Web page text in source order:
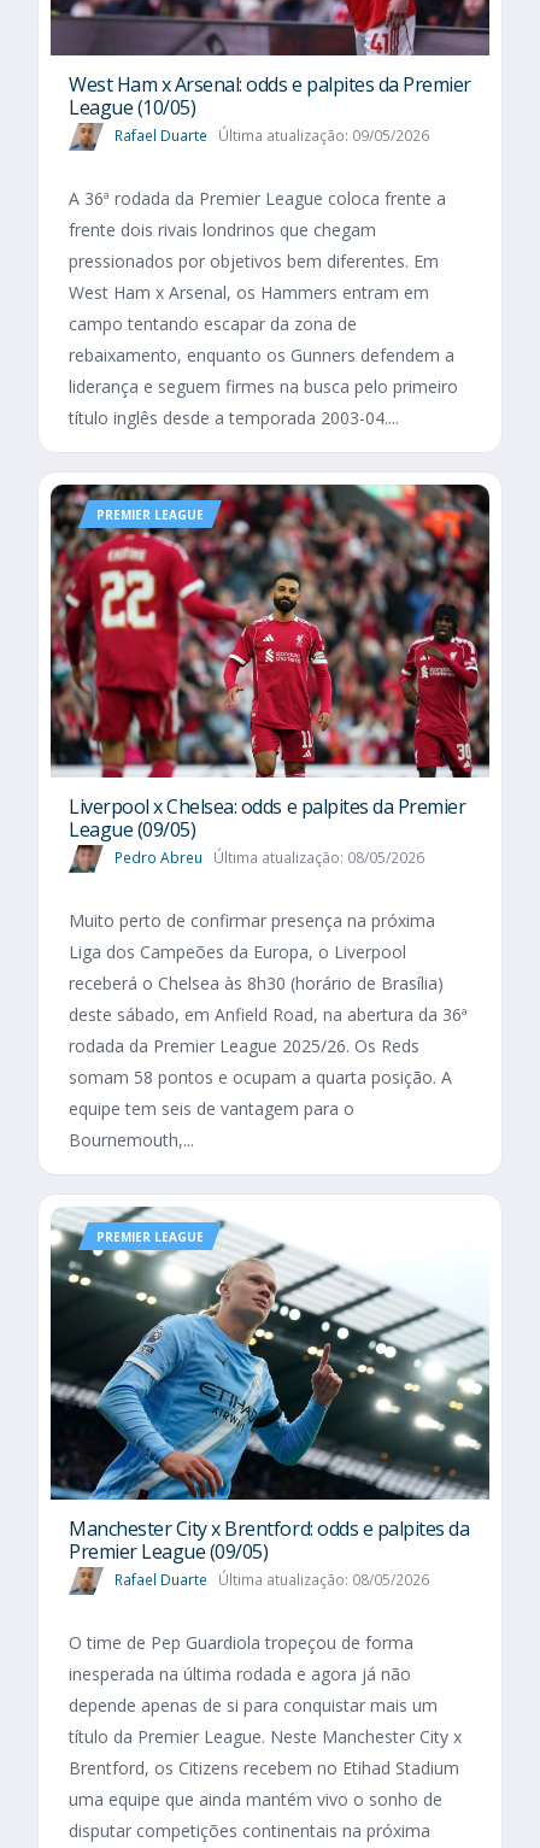
West Ham x Arsenal: odds e palpites da Premier
League (10/05)
Rafael Duarte Última atualização: 09/05/2026
A 36ª rodada da Premier League coloca frente a
frente dois rivais londrinos que chegam
pressionados por objetivos bem diferentes. Em
West Ham x Arsenal, os Hammers entram em
campo tentando escapar da zona de
rebaixamento, enquanto os Gunners defendem a
liderança e seguem firmes na busca pelo primeiro
título inglês desde a temporada 2003-04....
PREMIER LEAGUE
Liverpool x Chelsea: odds e palpites da Premier
League (09/05)
Pedro Abreu Última atualização: 08/05/2026
Muito perto de confirmar presença na próxima
Liga dos Campeões da Europa, o Liverpool
receberá o Chelsea às 8h30 (horário de Brasília)
deste sábado, em Anfield Road, na abertura da 36ª
rodada da Premier League 2025/26. Os Reds
somam 58 pontos e ocupam a quarta posição. A
equipe tem seis de vantagem para o
Bournemouth,...
PREMIER LEAGUE
Manchester City x Brentford: odds e palpites da
Premier League (09/05)
Rafael Duarte Última atualização: 08/05/2026
O time de Pep Guardiola tropeçou de forma
inesperada na última rodada e agora já não
depende apenas de si para conquistar mais um
título da Premier League. Neste Manchester City x
Brentford, os Citizens recebem no Etihad Stadium
uma equipe que ainda mantém vivo o sonho de
disputar competições continentais na próxima